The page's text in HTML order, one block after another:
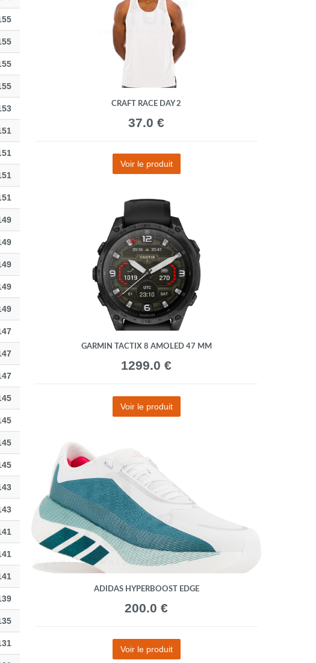
CRAFT RACE DAY 2
37.0 €
Voir le produit
GARMIN TACTIX 8 AMOLED 47 MM
1299.0 €
Voir le produit
ADIDAS HYPERBOOST EDGE
200.0 €
Voir le produit